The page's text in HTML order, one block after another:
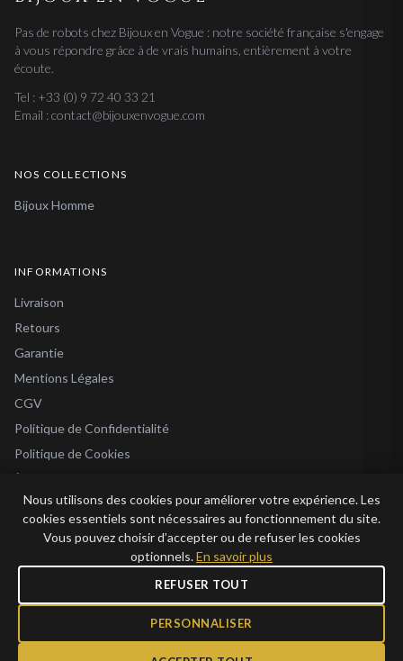
Pas de robots chez Bijoux en Vogue : notre société française s'engage
à vous répondre grâce à de vrais humains, entièrement à votre
écoute.
Tel : +33 (0) 9 72 40 33 21
Email : contact@bijouxenvogue.com
NOS COLLECTIONS
Bijoux Homme
INFORMATIONS
Livraison
Retours
Garantie
Mentions Légales
CGV
Politique de Confidentialité
Politique de Cookies
À Propos
Blog
Bijoux en Vogue SAS · SIRET 915 286 975 00015 · RCS Antibes · TVA FR69 915
Nous utilisons des cookies pour améliorer votre expérience. Les
cookies essentiels sont nécessaires au fonctionnement du site.
Vous pouvez choisir d’accepter ou de refuser les cookies
optionnels.En savoir plus
REFUSER TOUT
PERSONNALISER